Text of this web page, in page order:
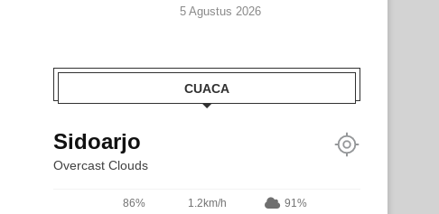
5 Agustus 2026
CUACA
Sidoarjo
Overcast Clouds
86% 1.2km/h 91%